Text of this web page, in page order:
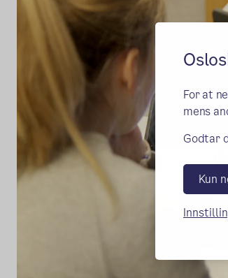
For at
mens
Godtar
Kun